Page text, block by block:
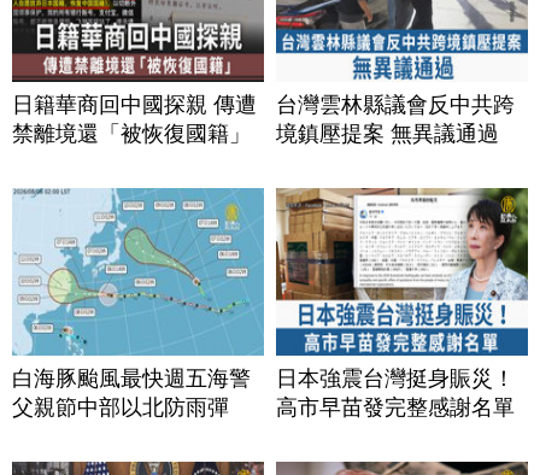
日籍華商回中國探親 傳遭
禁離境還「被恢復國籍」
台灣雲林縣議會反中共跨
境鎮壓提案 無異議通過
白海豚颱風最快週五海警
父親節中部以北防雨彈
日本強震台灣挺身賑災！
高市早苗發完整感謝名單